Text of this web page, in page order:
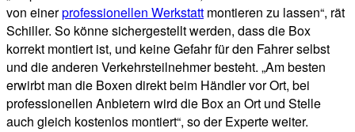
von einerprofessionellen Werkstatt montieren zu lassen“, rät
Schiller. So könne sichergestellt werden, dass die Box
korrekt montiert ist, und keine Gefahr für den Fahrer selbst
und die anderen Verkehrsteilnehmer besteht. „Am besten
erwirbt man die Boxen direkt beim Händler vor Ort, bei
professionellen Anbietern wird die Box an Ort und Stelle
auch gleich kostenlos montiert“, so der Experte weiter.